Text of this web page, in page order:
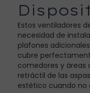
Estos ventiladores
necesidad de
plafones
cubre
comedores y áreas
retráctil de las
estético cuando no